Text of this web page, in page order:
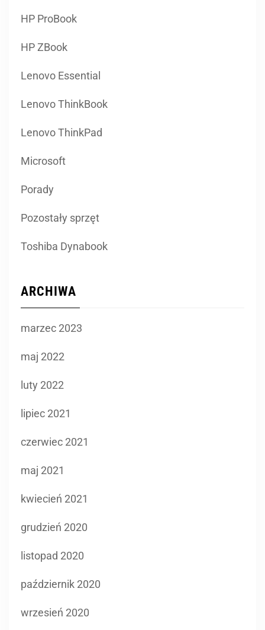
Lenovo Essential
Lenovo ThinkBook
Lenovo ThinkPad
Microsoft
Porady
Pozostały sprzęt
Toshiba Dynabook
luty 2022
lipiec 2021
czerwiec 2021
maj 2021
kwiecień 2021
grudzień 2020
listopad 2020
październik 2020
wrzesień 2020
maj 2020
luty 2020